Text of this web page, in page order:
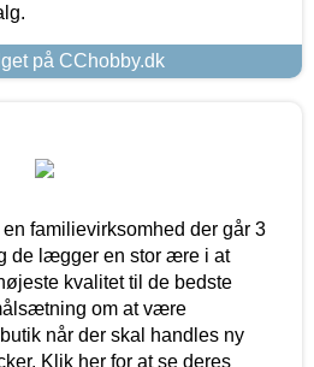
på CChobby.dk
familievirksomhed der går 3
de lægger en stor ære i at
kvalitet til de bedste
om at være
når der skal handles ny
Klik her for at se deres